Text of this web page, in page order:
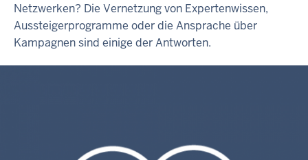
Netzwerken? Die Vernetzung von Expertenwissen,
Aussteigerprogramme oder die Ansprache über
Kampagnen sind einige der Antworten.